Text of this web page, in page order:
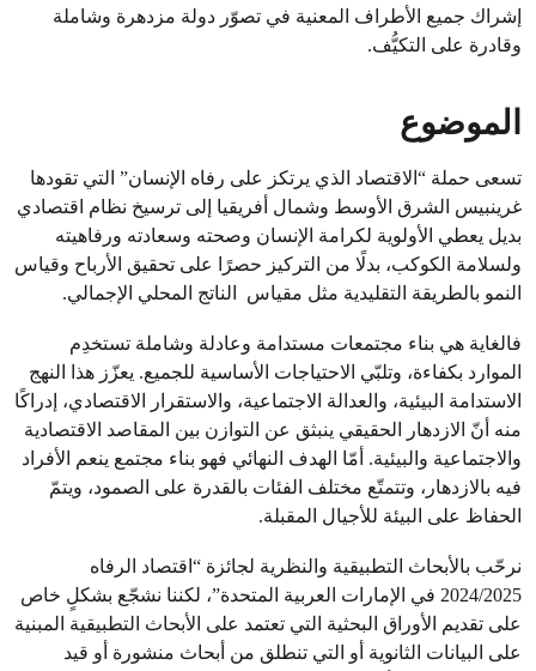
إشراك جميع الأطراف المعنية في تصوّر دولة مزدهرة وشاملة
وقادرة على التكيُّف.
الموضوع
تسعى حملة “الاقتصاد الذي يرتكز على رفاه الإنسان” التي تقودها
غرينبيس الشرق الأوسط وشمال أفريقيا إلى ترسيخ نظام اقتصادي
بديل يعطي الأولوية لكرامة الإنسان وصحته وسعادته ورفاهيته
ولسلامة الكوكب، بدلًا من التركيز حصرًا على تحقيق الأرباح وقياس
النمو بالطريقة التقليدية مثل مقياس الناتج المحلي الإجمالي.
فالغاية هي بناء مجتمعات مستدامة وعادلة وشاملة تستخدِم
الموارد بكفاءة، وتلبّي الاحتياجات الأساسية للجميع. يعزّز هذا النهج
الاستدامة البيئية، والعدالة الاجتماعية، والاستقرار الاقتصادي، إدراكًا
منه أنّ الازدهار الحقيقي ينبثق عن التوازن بين المقاصد الاقتصادية
والاجتماعية والبيئية. أمّا الهدف النهائي فهو بناء مجتمع ينعم الأفراد
فيه بالازدهار، وتتمتّع مختلف الفئات بالقدرة على الصمود، ويتمّ
الحفاظ على البيئة للأجيال المقبلة.
نرحّب بالأبحاث التطبيقية والنظرية لجائزة “اقتصاد الرفاه
2024/2025 في الإمارات العربية المتحدة”، لكننا نشجّع بشكلٍ خاص
على تقديم الأوراق البحثية التي تعتمد على الأبحاث التطبيقية المبنية
على البيانات الثانوية أو التي تنطلق من أبحاث منشورة أو قيد